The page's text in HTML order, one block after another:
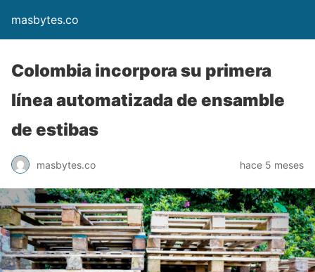
masbytes.co
Colombia incorpora su primera
línea automatizada de ensamble
de estibas
masbytes.co hace 5 meses